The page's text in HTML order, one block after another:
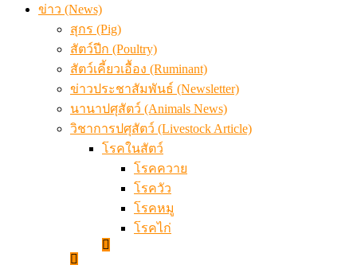
ข่าว (News)
สุกร (Pig)
สัตว์ปีก (Poultry)
สัตว์เคี้ยวเอื้อง (Ruminant)
ข่าวประชาสัมพันธ์ (Newsletter)
นานาปศุสัตว์ (Animals News)
วิชาการปศุสัตว์ (Livestock Article)
โรคในสัตว์
โรคควาย
โรควัว
โรคหมู
โรคไก่